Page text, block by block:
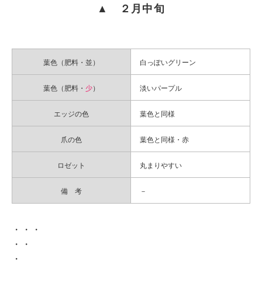
▲ ２月中旬
葉色（肥料・並） 白っぽいグリーン
葉色（肥料・ 少） 淡いパープル
エッジの色 葉色と同様
爪の色 葉色と同様・赤
ロゼット 丸まりやすい
備 考 －
・・・
・・
・